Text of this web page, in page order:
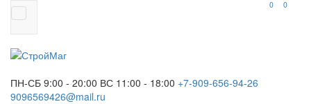
0 0
ПН-СБ 9:00 - 20:00 ВС 11:00 - 18:00 +7-909-656-94-26
9096569426@mail.ru